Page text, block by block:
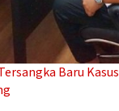
Baru